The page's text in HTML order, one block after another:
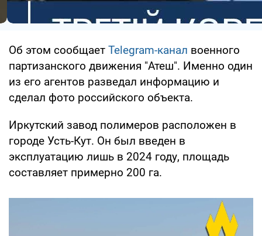
Об этом сообщает Telegram-канал военного
партизанского движения "Атеш". Именно один
из его агентов разведал информацию и
сделал фото российского объекта.
Иркутский завод полимеров расположен в
городе Усть-Кут. Он был введен в
эксплуатацию лишь в 2024 году, площадь
составляет примерно 200 га.